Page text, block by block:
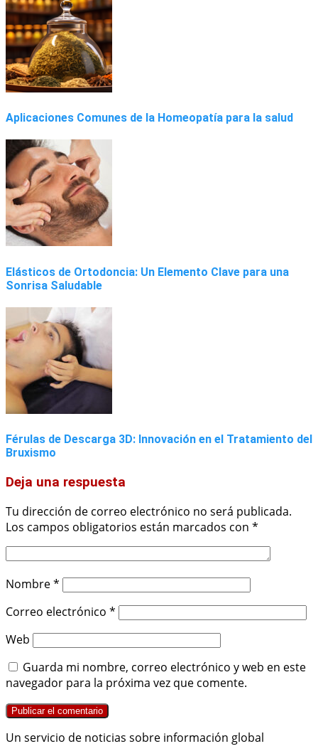
Aplicaciones Comunes de la Homeopatía para la salud
Elásticos de Ortodoncia: Un Elemento Clave para una
Sonrisa Saludable
Férulas de Descarga 3D: Innovación en el Tratamiento del
Bruxismo
Deja una respuesta
Tu dirección de correo electrónico no será publicada.
Los campos obligatorios están marcados con *
Nombre*
Correo electrónico *
Web
Guarda mi nombre, correo electrónico y web en este
navegador para la próxima vez que comente.
Un servicio de noticias sobre información global